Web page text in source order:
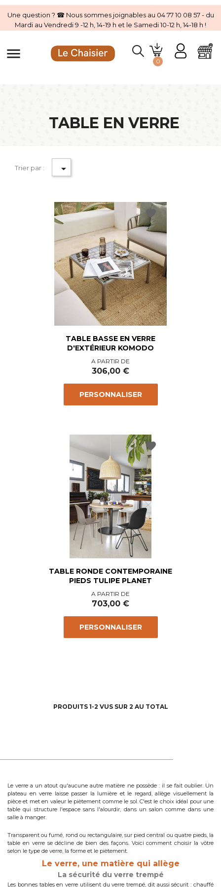
Une question ? ☎ Nous sommes joignables au 04 77 10 08 57 - du
Mardi au Vendredi 9 -12 h, 14-19 h et le Samedi 10-12 h, 14-18 h !
menu 0
TABLE EN VERRE
Trier par : 
TABLE BASSE EN VERRE
D'EXTÉRIEUR KOMODO
Prix
A PARTIR DE
306,00 €
PERSONNALISER
favorite
TABLE RONDE CONTEMPORAINE
PIEDS TULIPE PLANET
Prix
A PARTIR DE
703,00 €
PERSONNALISER
favorite
PRODUITS 1-2 VUS SUR 2 AU TOTAL
Le verre a un atout qu'aucune autre matière ne possède : il se fait oublier. Un
plateau en verre laisse passer la lumière et le regard, allège visuellement la
pièce et met en valeur le piètement comme le sol. C'est le choix idéal pour une
table qui structure l'espace sans l'alourdir, dans un salon comme dans une
salle à manger.
Transparent ou fumé, rond ou rectangulaire, sur pied central ou quatre pieds, la
table en verre se décline de bien des façons. Voici comment choisir la vôtre
selon le type de verre, la forme et le piètement.
Le verre, une matière qui allège
La sécurité du verre trempé
Les bonnes tables en verre utilisent du verre trempé, dit aussi sécurit : chauffé